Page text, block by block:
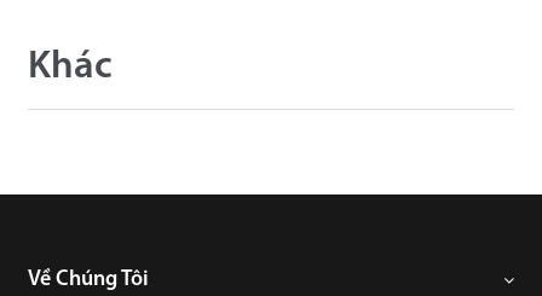
Khác
Về Chúng Tôi